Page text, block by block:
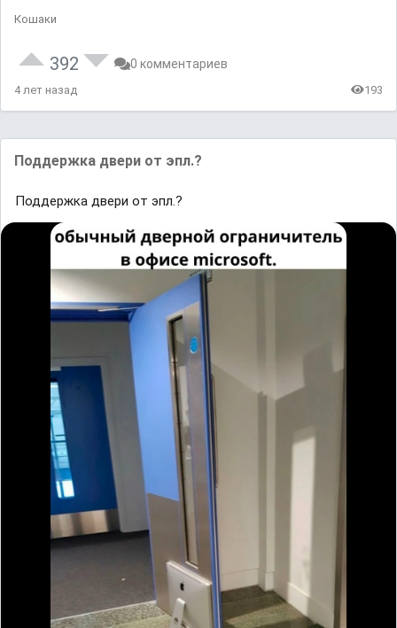
Кошаки
392 0 комментариев
4 лет назад 193
Поддержка двери от эпл.?
Поддержка двери от эпл.?